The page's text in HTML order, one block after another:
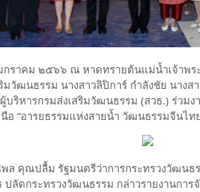
คม ๒๕๖๖ ณ หาดทรายต้นแม่น้ำเจ้าพระ
มวัฒนธรรม นางสาวลิปิการ์ กำลังชัย นาง
บริหารกรมส่งเสริมวัฒนธรรม (สวธ.) ร่วม
อ “อารยธรรมแห่งสายน้ำ วัฒนธรรมจีนไท
ณปลื้ม รัฐมนตรีว่าการกระทรวงวัฒนธร
ลัดกระทรวงวัฒนธรรม กล่าวรายงานกา